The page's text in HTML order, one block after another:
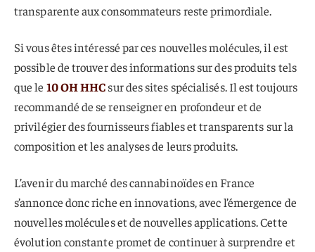
transparente aux consommateurs reste primordiale.
Si vous êtes intéressé par ces nouvelles molécules, il est
possible de trouver des informations sur des produits tels
que le 10 OH HHCsur des sites spécialisés. Il est toujours
recommandé de se renseigner en profondeur et de
privilégier des fournisseurs fiables et transparents sur la
composition et les analyses de leurs produits.
L’avenir du marché des cannabinoïdes en France
s’annonce donc riche en innovations, avec l’émergence de
nouvelles molécules et de nouvelles applications. Cette
évolution constante promet de continuer à surprendre et